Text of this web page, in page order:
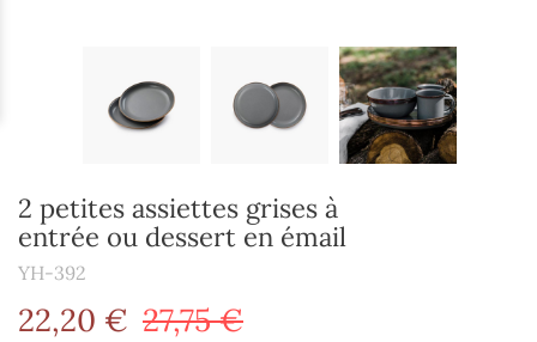
2 petites assiettes grises à
entrée ou dessert en émail
YH-392
22,20 € 27,75 €